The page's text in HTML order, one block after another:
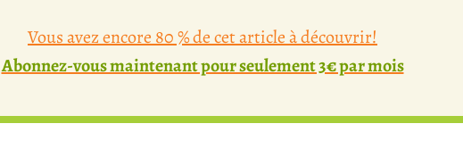
Vous avez encore 80 % de cet article à découvrir!
Abonnez-vous maintenant pour seulement 3€ par mois